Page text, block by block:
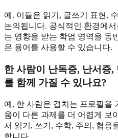
예. 이들은 읽기, 글쓰기 표현,
논의됩니다. 공식적인 환경에
는 영향을 받는 학업 영역을 동
은 용어를 사용할 수 있습니다.
한 사람이 난독증, 난서증,
를 함께 가질 수 있나요?
예, 한 사람은 겹치는 프로필을
움이 다른 과제를 더 어렵게 보
서 읽기, 쓰기, 수학, 주의, 협응
합니다.